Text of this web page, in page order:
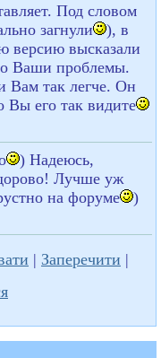
Под словом
загнули
), в
версию высказали
Ваши проблемы.
Вам так легче. Он
Вы его так видите
) Надеюсь,
Лучше уж
на форуме
)
| Заперечити |